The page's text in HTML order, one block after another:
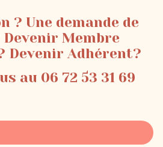
? Une demande de
Membre
Devenir Adhérent?
au 06 72 53 31 69